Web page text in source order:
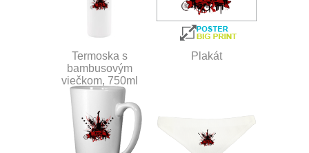
Termoska s
bambusovým
viečkom, 750ml
Plakát